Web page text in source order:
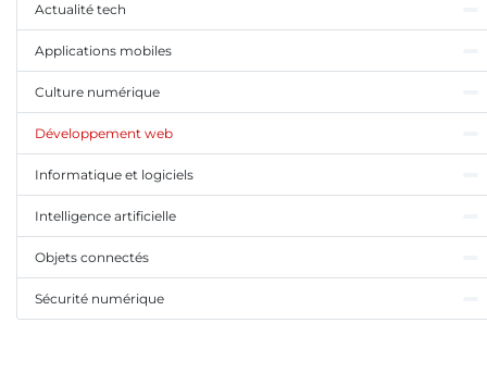
Actualité tech
Applications mobiles
Culture numérique
Développement web
Informatique et logiciels
Intelligence artificielle
Objets connectés
Sécurité numérique